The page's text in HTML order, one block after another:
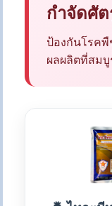
กำจัดศั
ป้องกันโรค
ผลผลิตที่สม